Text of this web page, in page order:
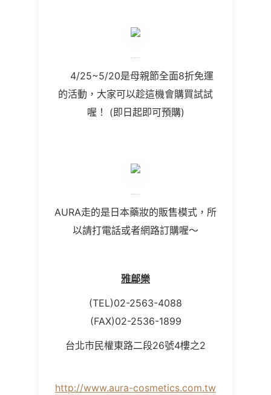
4/25~5/20是母親節全面8折免運
的活動，大家可以趁這機會購買試試
喔！ (即日起即可預購)
AURA走的是日本藥妝的販售模式，所
以請打電話或者網路訂購喔～
雅鄔樂
(TEL)02-2563-4088
(FAX)02-2536-1899
台北市民權東路二段26號4樓之2
http://www.aura-cosmetics.com.tw